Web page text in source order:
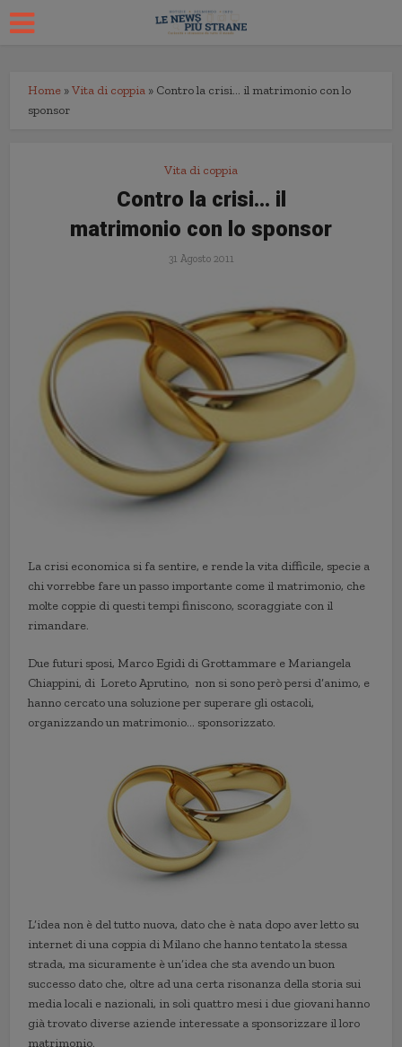
Home »Vita di coppia » Contro la crisi… il matrimonio con lo
sponsor
Vita di coppia
Contro la crisi… il
matrimonio con lo sponsor
31 Agosto 2011
La crisi economica si fa sentire, e rende la vita difficile, specie a
chi vorrebbe fare un passo importante come il matrimonio, che
molte coppie di questi tempi finiscono, scoraggiate con il
rimandare.
Due futuri sposi, Marco Egidi di Grottammare e Mariangela
Chiappini, di Loreto Aprutino, non si sono però persi d’animo, e
hanno cercato una soluzione per superare gli ostacoli,
organizzando un matrimonio… sponsorizzato.
L’idea non è del tutto nuova, dato che è nata dopo aver letto su
internet di una coppia di Milano che hanno tentato la stessa
strada, ma sicuramente è un’idea che sta avendo un buon
successo dato che, oltre ad una certa risonanza della storia sui
media locali e nazionali, in soli quattro mesi i due giovani hanno
già trovato diverse aziende interessate a sponsorizzare il loro
matrimonio.